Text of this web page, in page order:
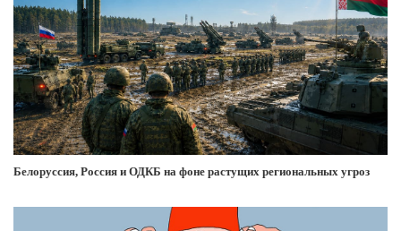
Белоруссия, Россия и ОДКБ на фоне растущих региональных угроз